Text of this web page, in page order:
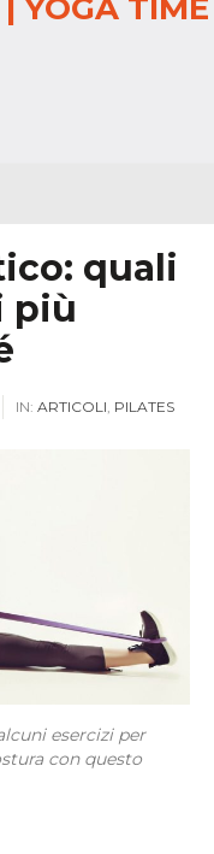
YOGA TIME
quali
più
IN: ARTICOLI, PILATES
esercizi per
con questo